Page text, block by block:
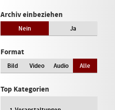
Archiv einbeziehen
Nein Ja
Format
Bild Video Audio Alle
Top Kategorien